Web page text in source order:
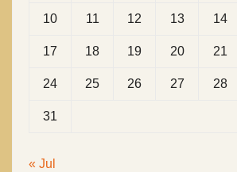
10 11 12 13 14
17 18 19 20 21
24 25 26 27 28
31
« Jul